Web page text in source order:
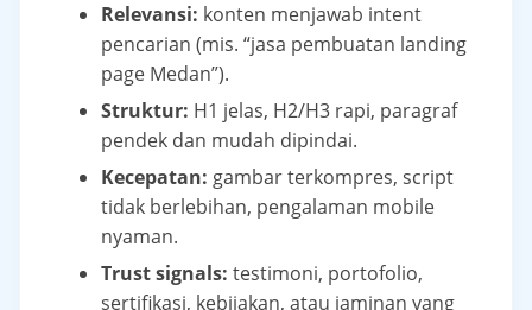
Relevansi: konten menjawab intent
pencarian (mis. “jasa pembuatan landing
page Medan”).
Struktur: H1 jelas, H2/H3 rapi, paragraf
pendek dan mudah dipindai.
Kecepatan: gambar terkompres, script
tidak berlebihan, pengalaman mobile
nyaman.
Trust signals: testimoni, portofolio,
sertifikasi, kebijakan, atau jaminan yang